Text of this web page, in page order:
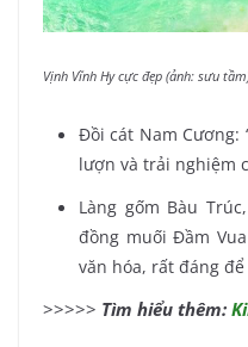
Vịnh Vĩnh Hy cực đẹp (ảnh: sưu
Đồi cát Nam Cương:
lượn và trải nghiệm
Làng gốm Bàu
đồng muối Đầm
văn hóa, rất đáng
>>>>> Tìm hiểu thêm: